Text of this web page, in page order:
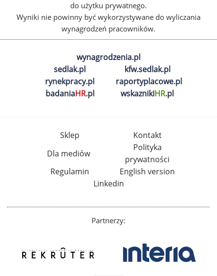
do użytku prywatnego.
Wyniki nie powinny być wykorzystywane do wyliczania
wynagrodzeń pracowników.
wynagrodzenia.pl
sedlak.pl
kfw.sedlak.pl
rynekpracy.pl
raportyplacowe.pl
badaniaHR.pl wskaznikiHR.pl
Sklep
Kontakt
Dla mediów
Polityka
prywatności
Regulamin
English version
Linkedin
Partnerzy: